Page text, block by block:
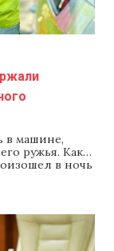
в машине,
ружья. Как
в ночь
на